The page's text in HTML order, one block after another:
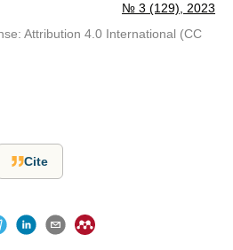
№ 3 (129), 2023
Attribution 4.0 International (CC
Cite